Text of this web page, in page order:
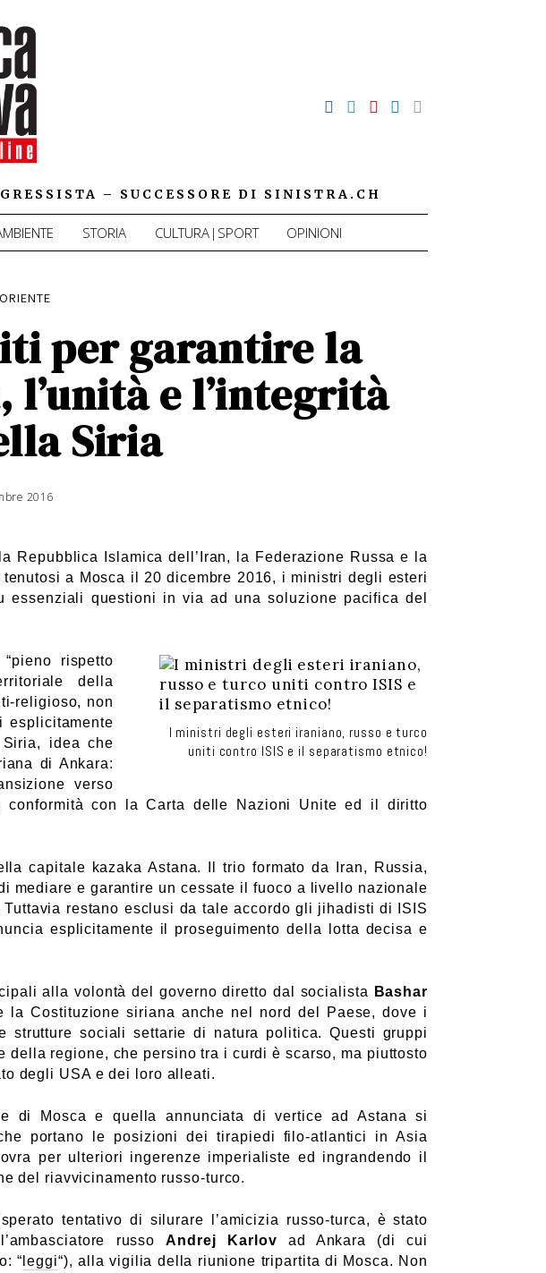
– SUCCESSORE DI SINISTRA.CH
STORIA CULTURA|SPORT OPINIONI
per garantire la
l’unità e l’integrità
Siria
2016
Repubblica Islamica dell’Iran, la Federazione Russa e la
a Mosca il 20 dicembre 2016, i ministri degli esteri
essenziali questioni in via ad una soluzione pacifica del
I ministri degli esteri iraniano, russo e turco
uniti contro ISIS e il separatismo etnico!
rispetto
della
religioso, non
esplicitamente
Siria, idea che
di Ankara:
verso
con la Carta delle Nazioni Unite ed il diritto
capitale kazaka Astana. Il trio formato da Iran, Russia,
mediare e garantire un cessate il fuoco a livello nazionale
restano esclusi da tale accordo gli jihadisti di ISIS
esplicitamente il proseguimento della lotta decisa e
alla volontà del governo diretto dal socialista
Bashar
Costituzione siriana anche nel nord del Paese, dove i
strutture sociali settarie di natura politica. Questi gruppi
regione, che persino tra i curdi è scarso, ma piuttosto
degli USA e dei loro alleati.
di Mosca e quella annunciata di vertice ad Astana si
portano le posizioni dei tirapiedi filo-atlantici in Asia
per ulteriori ingerenze imperialiste ed ingrandendo il
del riavvicinamento russo-turco.
tentativo di silurare l’amicizia russo-turca, è stato
russoAndrej Karlov ad Ankara (di cui
“ leggi“), alla vigilia della riunione tripartita di Mosca. Non